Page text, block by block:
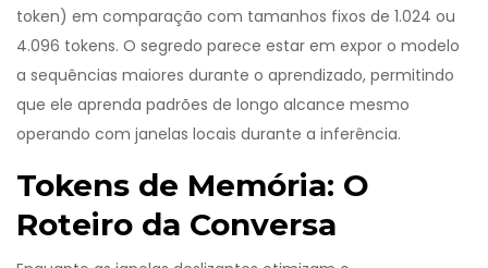
token) em comparação com tamanhos fixos de 1.024 ou
4.096 tokens. O segredo parece estar em expor o modelo
a sequências maiores durante o aprendizado, permitindo
que ele aprenda padrões de longo alcance mesmo
operando com janelas locais durante a inferência.
Tokens de Memória: O
Roteiro da Conversa